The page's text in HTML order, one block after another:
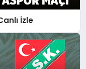
İzle